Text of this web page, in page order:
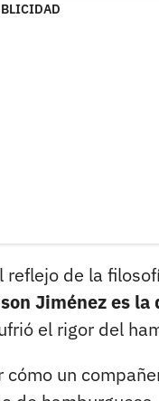
de la
Jiménez es la
el rigor del
un